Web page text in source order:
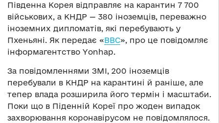
Південна Корея відправляє на карантин 7 700
військових, а КНДР — 380 іноземців, переважно
іноземних дипломатів, які перебувають у
Пхеньяні. Як передає «BBC», про це повідомляє
інформагентство Yonhap.
За повідомленнями ЗМІ, 200 іноземців
перебували в КНДР на карантині й раніше, але
тепер влада розширила його термін і масштаби.
Поки що в Піденній Кореї про жоден випадок
захворювання коронавірусом не повідомлялося.